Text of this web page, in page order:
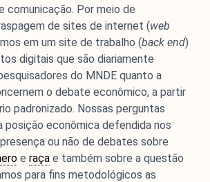
comunicação. Por meio de
de sites de internet (web
em um site de trabalho (back end)
digitais que são diariamente
do MNDE quanto a
o debate econômico, a partir
padronizado. Nossas perguntas
econômica defendida nos
ou não de debates sobre
e raçae também sobre a questão
para fins metodológicos as